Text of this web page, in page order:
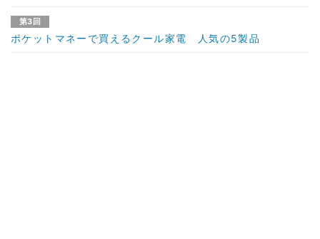
第3回
ポケットマネーで買えるクール家電 人気の5製品